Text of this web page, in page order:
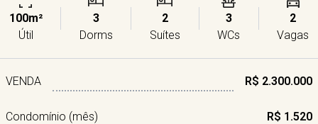
100m²
Útil
3
Dorms
2
Suítes
3
WCs
2
Vagas
VENDA R$ 2.300.000
Condomínio (mês) R$ 1.520